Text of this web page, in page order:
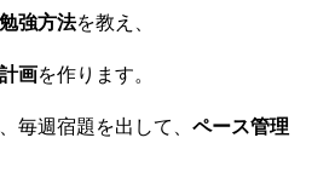
強方法を教え、
画を作ります。
毎週宿題を出して、 ペース管理